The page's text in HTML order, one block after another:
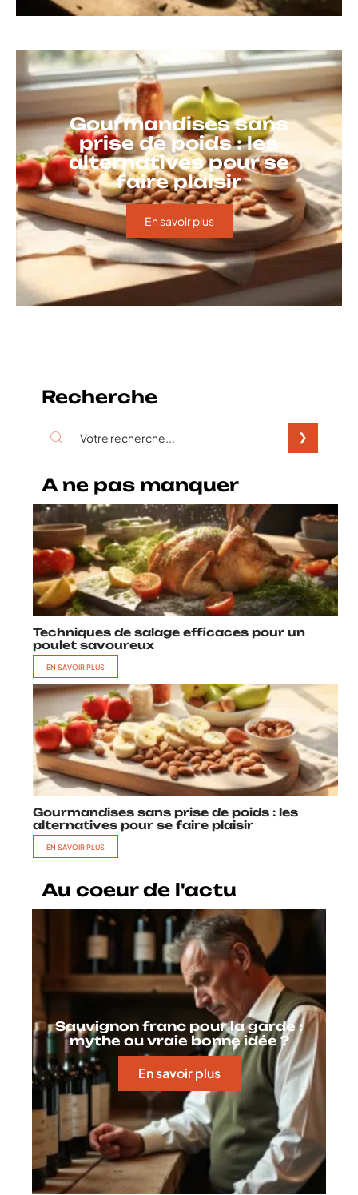
Gourmandises sans
prise de poids : les
alternatives pour se
faire plaisir
En savoir plus
Recherche
A ne pas manquer
Techniques de salage efficaces pour un
poulet savoureux
EN SAVOIR PLUS
Gourmandises sans prise de poids : les
alternatives pour se faire plaisir
EN SAVOIR PLUS
Au coeur de l'actu
Sauvignon franc pour la garde :
mythe ou vraie bonne idée ?
En savoir plus